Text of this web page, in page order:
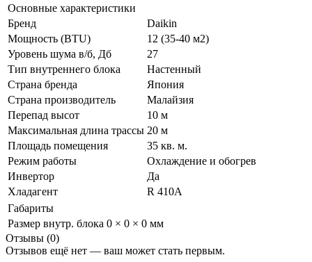
Основные характеристики
Бренд
Daikin
Мощность (BTU)
12 (35-40 м2)
Уровень шума в/б, Дб
27
Тип внутреннего блока
Настенный
Страна бренда
Япония
Страна производитель
Малайзия
Перепад высот
10 м
Максимальная длина трассы 20 м
Площадь помещения
35 кв. м.
Режим работы
Охлаждение и обогрев
Инвертор
Да
Хладагент
R 410A
Габариты
Размер внутр. блока 0 × 0 × 0 мм
Отзывы (0)
Отзывов ещё нет — ваш может стать первым.